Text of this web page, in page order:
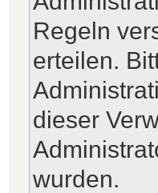
Regeln
erteilen.
dieser
wurden.